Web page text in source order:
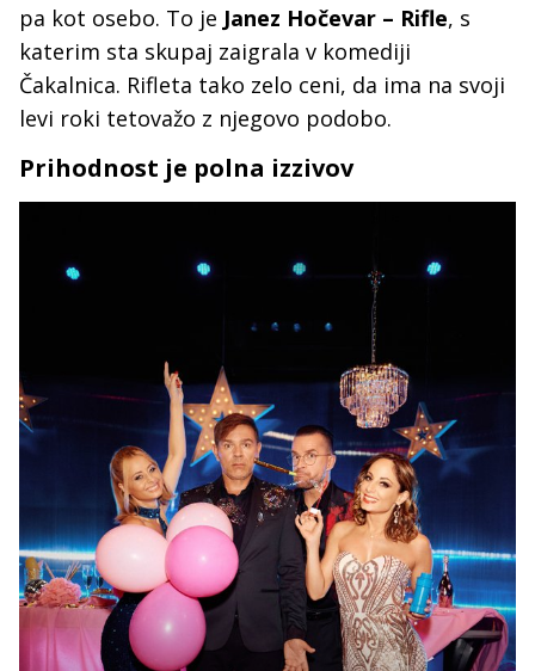
pa kot osebo. To je Janez Hočevar – Rifle, s
katerim sta skupaj zaigrala v komediji
Čakalnica. Rifleta tako zelo ceni, da ima na svoji
levi roki tetovažo z njegovo podobo.
Prihodnost je polna izzivov